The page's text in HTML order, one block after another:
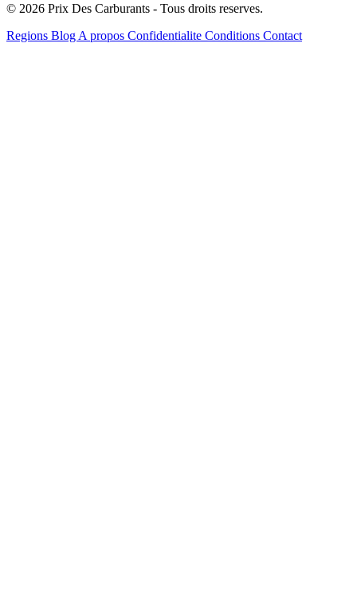
© 2026 Prix Des Carburants - Tous droits reserves.
Regions Blog A propos Confidentialite Conditions Contact